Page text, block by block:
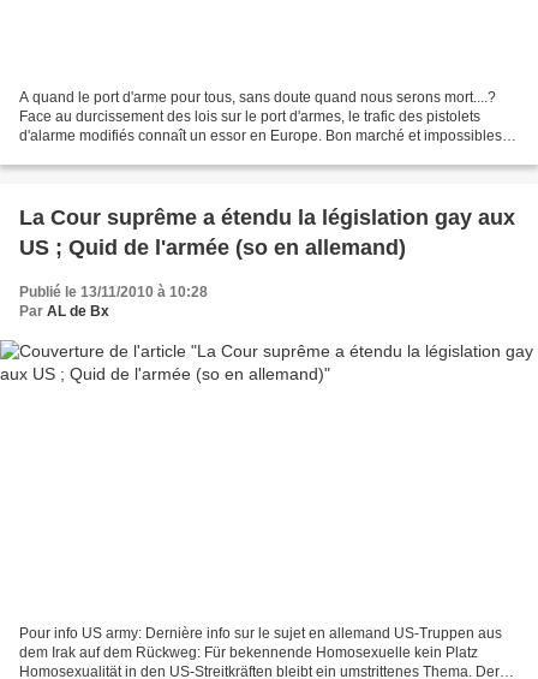
A quand le port d'arme pour tous, sans doute quand nous serons mort....?
Face au durcissement des lois sur le port d'armes, le trafic des pistolets
d'alarme modifiés connaît un essor en Europe. Bon marché et impossibles à
La Cour suprême a étendu la législation gay aux
US ; Quid de l'armée (so en allemand)
Publié le 13/11/2010 à 10:28
Par AL de Bx
Pour info US army: Dernière info sur le sujet en allemand US-Truppen aus
dem Irak auf dem Rückweg: Für bekennende Homosexuelle kein Platz
Homosexualität in den US-Streitkräften bleibt ein umstrittenes Thema. Der